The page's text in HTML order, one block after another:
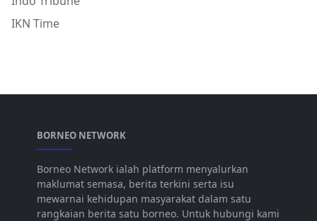
IKN Time
BORNEO NETWORK
Borneo Network ialah platform menyalurkan
maklumat semasa, berita terkini serta isu
mewarnai kehidupan masyarakat dalam satu
rangkaian berita satu borneo. Untuk hubungi kami